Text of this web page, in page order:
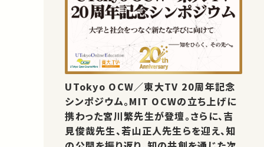
UTokyo OCW／東大TV 20周年記念
シンポジウム。MIT OCWの立ち上げに
携わった宮川繁先生が登壇。さらに、吉
見俊哉先生、若山正人先生らを迎え、知